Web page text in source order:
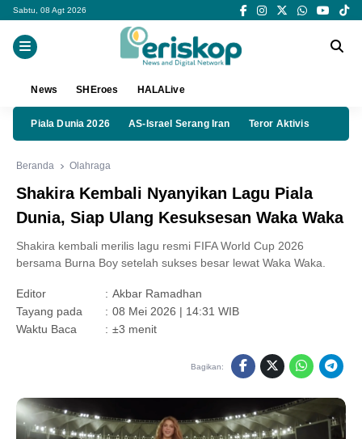
Sabtu, 08 Agt 2026
News SHEroes HALALive
Piala Dunia 2026 AS-Israel Serang Iran Teror Aktivis
Beranda Olahraga
Shakira Kembali Nyanyikan Lagu Piala
Dunia, Siap Ulang Kesuksesan Waka Waka
Shakira kembali merilis lagu resmi FIFA World Cup 2026
bersama Burna Boy setelah sukses besar lewat Waka Waka.
Editor : Akbar Ramadhan
Tayang pada
: 08 Mei 2026 | 14:31 WIB
Waktu Baca
: ±3 menit
Bagikan: